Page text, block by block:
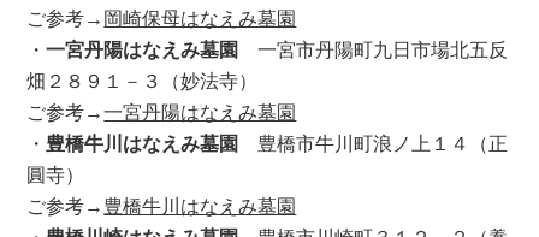
ご参考→ 岡崎保母はなえみ墓園
・一宮丹陽はなえみ墓園 一宮市丹陽町九日市場北五反
畑２８９１－３（妙法寺）
ご参考→一宮丹陽はなえみ墓園
・ 豊橋牛川はなえみ墓園 豊橋市牛川町浪ノ上１４（正
圓寺）
ご参考→ 豊橋牛川はなえみ墓園